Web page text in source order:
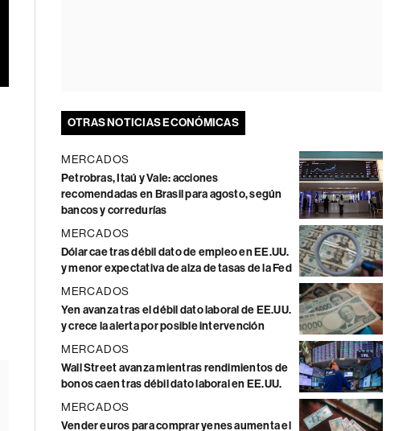
OTRAS NOTICIAS ECONÓMICAS
MERCADOS
Petrobras, Itaú y Vale: acciones
recomendadas en Brasil para agosto, según
bancos y corredurías
MERCADOS
Dólar cae tras débil dato de empleo en EE.UU.
y menor expectativa de alza de tasas de la Fed
MERCADOS
Yen avanza tras el débil dato laboral de EE.UU.
y crece la alerta por posible intervención
MERCADOS
Wall Street avanza mientras rendimientos de
bonos caen tras débil dato laboral en EE.UU.
MERCADOS
Vender euros para comprar yenes aumenta el